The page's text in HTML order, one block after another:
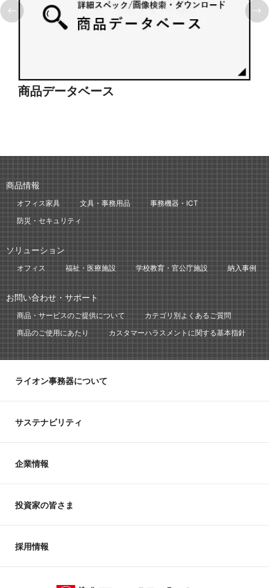
商品データベース
商品情報
オフィス家具 文具・事務用品
事務機器・ICT
防災・セキュリティ
ソリューション
オフィス 福祉・医療施設 学校教育・官公庁施設 納入事例
お問い合わせ・サポート
商品・サービスのご提供について
カテゴリ別よくあるご質問
商品のご使用にあたり
カスタマーハラスメントに関する基本指針
ライオン事務器について
サステナビリティ
企業情報
投資家の皆さま
採用情報